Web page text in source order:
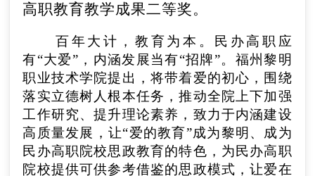
高职教育教学成果二等奖。
百年大计，教育为本。民办高职应
有“大爱”，内涵发展当有“招牌”。福州黎明
职业技术学院提出，将带着爱的初心，围绕
落实立德树人根本任务，推动全院上下加强
工作研究、提升理论素养，致力于内涵建设
高质量发展，让“爱的教育”成为黎明、成为
民办高职院校思政教育的特色，为民办高职
院校提供可供参考借鉴的思政模式，让爱在